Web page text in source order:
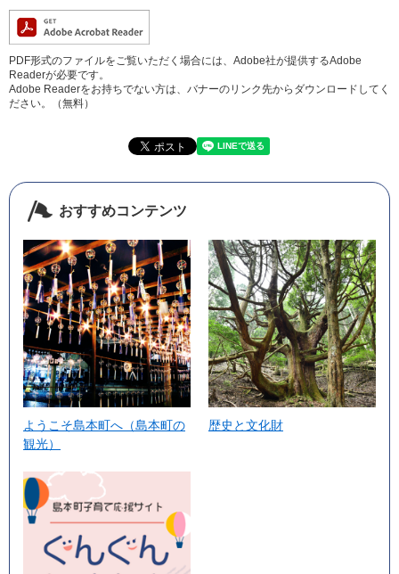
PDF形式のファイルをご覧いただく場合には、Adobe社が提供するAdobe
Readerが必要です。
Adobe Readerをお持ちでない方は、バナーのリンク先からダウンロードしてく
ださい。（無料）
おすすめコンテンツ
ようこそ島本町へ（島本町の
観光）
歴史と文化財